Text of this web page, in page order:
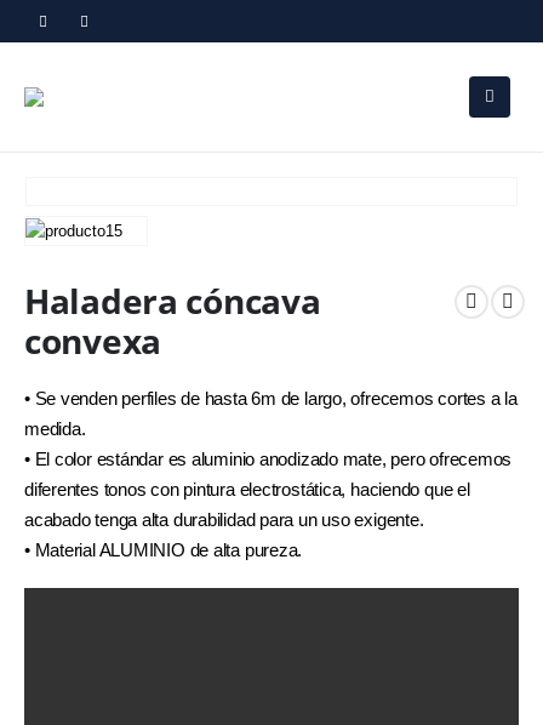
Haladera cóncava
convexa
• Se venden perfiles de hasta 6m de largo, ofrecemos cortes a la
medida.
• El color estándar es aluminio anodizado mate, pero ofrecemos
diferentes tonos con pintura electrostática, haciendo que el
acabado tenga alta durabilidad para un uso exigente.
• Material ALUMINIO de alta pureza.